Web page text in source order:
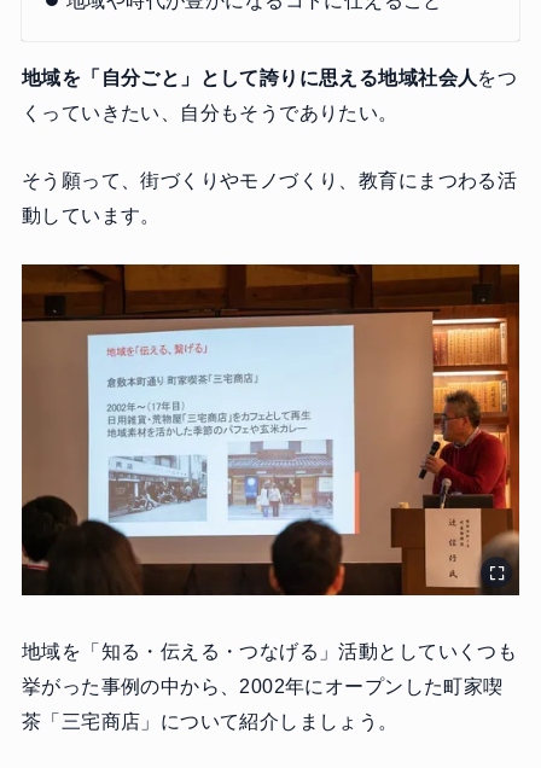
地域を「自分ごと」として誇りに思える地域社会人 をつ
くっていきたい、自分もそうでありたい。
そう願って、街づくりやモノづくり、教育にまつわる活
動しています。
地域を「知る・伝える・つなげる」活動としていくつも
挙がった事例の中から、2002年にオープンした町家喫
茶「三宅商店」について紹介しましょう。